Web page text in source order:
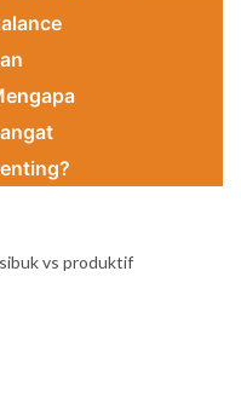
sibuk vs produktif